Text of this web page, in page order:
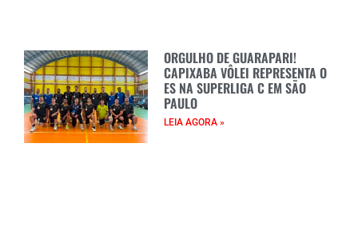
ORGULHO DE GUARAPARI!
CAPIXABA VÔLEI REPRESENTA O
ES NA SUPERLIGA C EM SÃO
PAULO
LEIA AGORA »